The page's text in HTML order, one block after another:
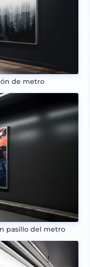
de metro
pasillo del metro